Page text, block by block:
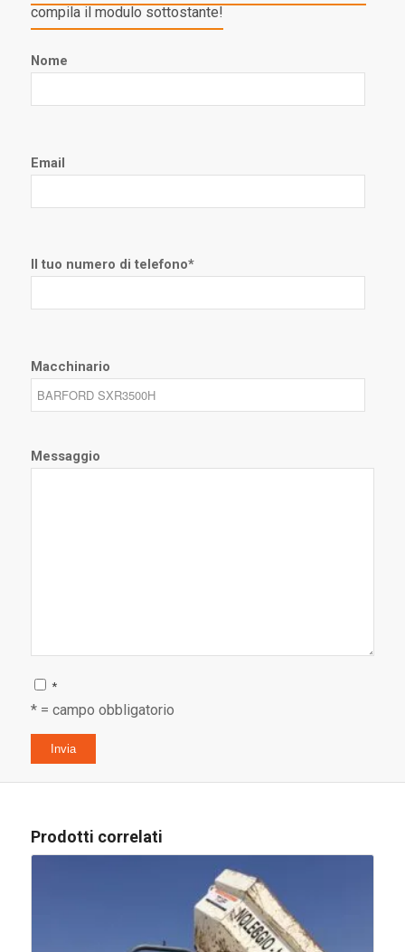
compila il modulo sottostante!
Nome
Email
Il tuo numero di telefono*
Macchinario
Messaggio
*
* = campo obbligatorio
Prodotti correlati